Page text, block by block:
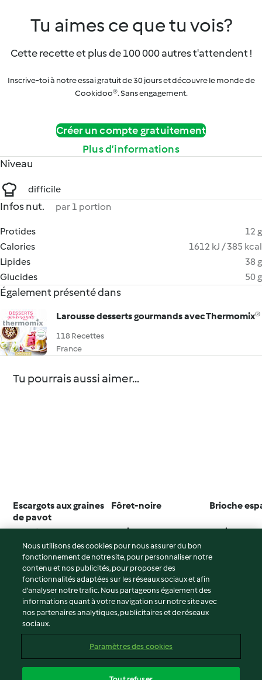
Tu aimes ce que tu vois?
Cette recette et plus de 100 000 autres t'attendent !
Inscrive-toi à notre essai gratuit de 30 jours et découvre le monde de
Cookidoo®. Sans engagement.
Créer un compte gratuitement
Plus d’informations
Niveau
difficile
Infos nut. par 1 portion
Protides
12 g
Calories
1612 kJ / 385 kcal
Lipides
38 g
Glucides
50 g
Également présenté dans
Larousse desserts gourmands avec Thermomix®
118 Recettes
France
Tu pourrais aussi aimer...
Escargots aux graines
de pavot
Pas d’évaluation
Fôret-noire
4.5 (24)
Brioche
3.8 (31)
© Copyright 2026
Conditions d'utilisation
Politique de confidentialité
Mentions légales
Nous utilisons des cookies pour nous assurer du bon
fonctionnement de notre site, pour personnaliser notre
contenu et nos publicités, pour proposer des
fonctionnalités adaptées sur les réseaux sociaux et afin
d’analyser notre trafic. Nous partageons également des
informations quant à votre navigation sur notre site avec
nos partenaires analytiques, publicitaires et de réseaux
sociaux.
Paramètres des cookies